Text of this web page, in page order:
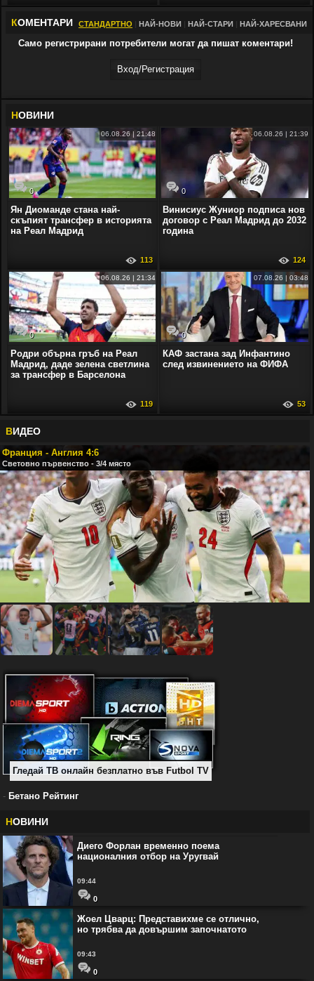
КОМЕНТАРИ СТАНДАРТНО НАЙ-НОВИ НАЙ-СТАРИ НАЙ-ХАРЕСВАНИ
Само регистрирани потребители могат да пишат коментари!
Вход/Регистрaция
НОВИНИ
0
06.08.26 | 21:48
Ян Диоманде стана най-
скъпият трансфер в историята
на Реал Мадрид
113
0
06.08.26 | 21:39
Винисиус Жуниор подписа нов
договор с Реал Мадрид до 2032
година
124
0
06.08.26 | 21:34
Родри обърна гръб на Реал
Мадрид, даде зелена светлина
за трансфер в Барселона
119
0
07.08.26 | 03:48
КАФ застана зад Инфантино
след извинението на ФИФА
53
ВИДЕО
Франция - Англия 4:6
Световно първенство - 3/4 място
Гледай ТВ онлайн безплатно във Futbol TV
- Бетано Рейтинг
НОВИНИ
Диего Форлан временно поема
националния отбор на Уругвай
09:44
0
Жоел Цварц: Представихме се отлично,
но трябва да довършим започнатото
09:43
0